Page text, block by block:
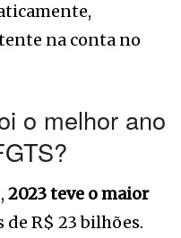
na conta no
o melhor ano
2023 teve o maior
de R$ 23 bilhões.